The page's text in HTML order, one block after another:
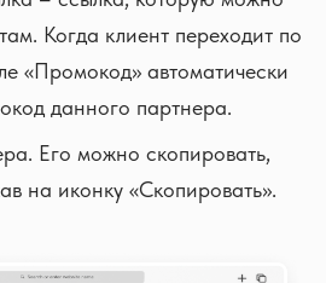
Когда клиент переходит по
«Промокод» автоматически
данного партнера.
Его можно скопировать,
на иконку «Скопировать».